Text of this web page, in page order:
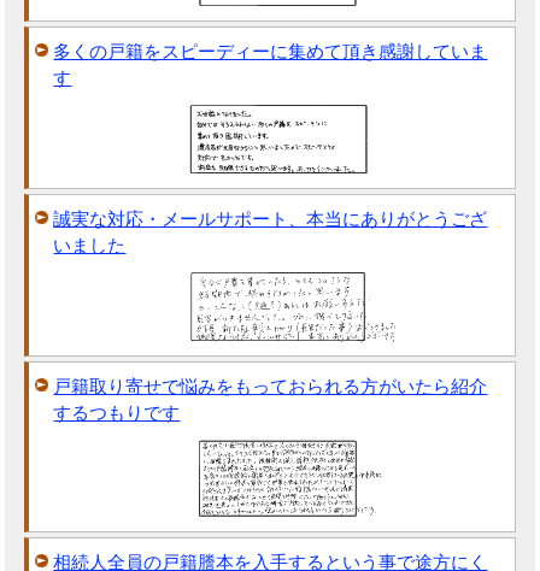
多くの戸籍をスピーディーに集めて頂き感謝していま
す
誠実な対応・メールサポート、本当にありがとうござ
いました
戸籍取り寄せで悩みをもっておられる方がいたら紹介
するつもりです
相続人全員の戸籍謄本を入手するという事で途方にく